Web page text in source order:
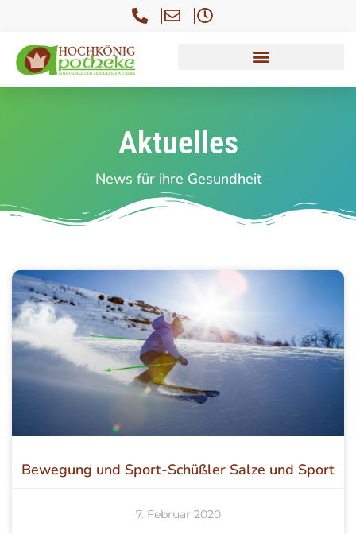
Aktuelles
News für ihre Gesundheit
Bewegung und Sport-Schüßler Salze und Sport
7. Februar 2020